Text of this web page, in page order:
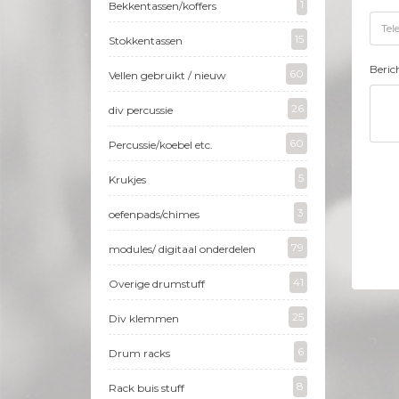
Bekkentassen/koffers 1
Stokkentassen 15
Vellen gebruikt / nieuw 60
div percussie 26
Percussie/koebel etc. 60
Krukjes 5
oefenpads/chimes 3
modules/ digitaal onderdelen 79
Overige drumstuff 41
Div klemmen 25
Drum racks 6
Rack buis stuff 8